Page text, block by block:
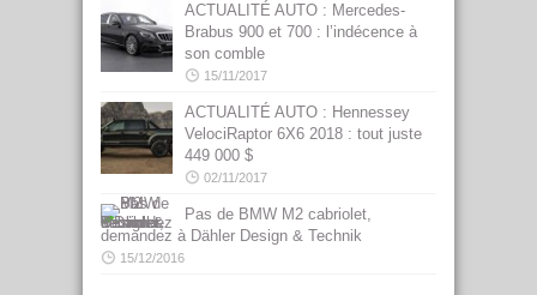
ACTUALITÉ AUTO : Mercedes-
Brabus 900 et 700 : l’indécence à
son comble
15/11/2017
ACTUALITÉ AUTO : Hennessey
VelociRaptor 6X6 2018 : tout juste
449 000 $
02/11/2017
Pas de BMW M2 cabriolet,
demandez à Dähler Design & Technik
15/12/2016